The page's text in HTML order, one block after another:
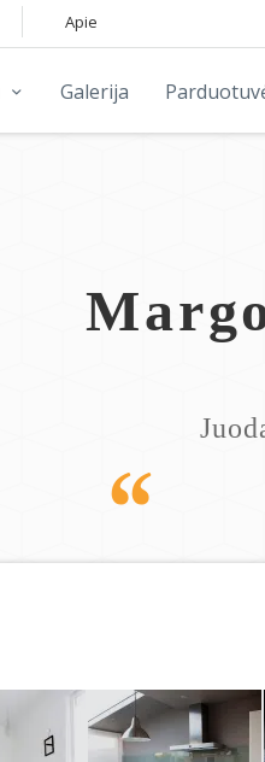
Galerija
Apie